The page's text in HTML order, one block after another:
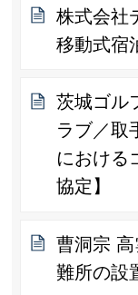
株式会社
移動式宿
茨城ゴル
ラブ／取
における
協定】
曹洞宗
難所の設